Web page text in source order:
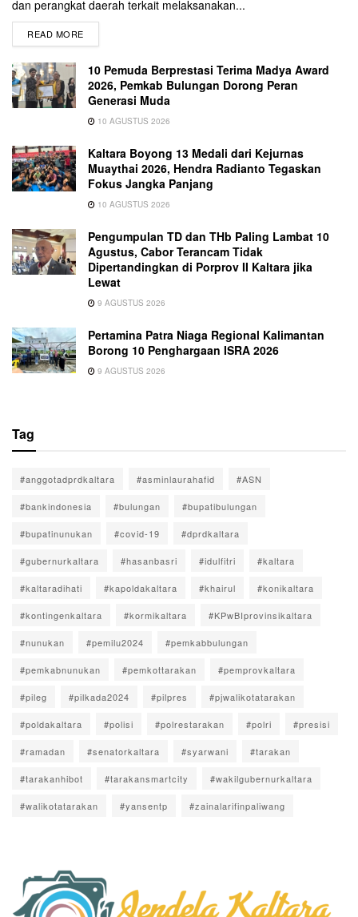
dan perangkat daerah terkait melaksanakan...
READ MORE
10 Pemuda Berprestasi Terima Madya Award
2026, Pemkab Bulungan Dorong Peran
Generasi Muda
10 AGUSTUS 2026
Kaltara Boyong 13 Medali dari Kejurnas
Muaythai 2026, Hendra Radianto Tegaskan
Fokus Jangka Panjang
10 AGUSTUS 2026
Pengumpulan TD dan THb Paling Lambat 10
Agustus, Cabor Terancam Tidak
Dipertandingkan di Porprov II Kaltara jika
Lewat
9 AGUSTUS 2026
Pertamina Patra Niaga Regional Kalimantan
Borong 10 Penghargaan ISRA 2026
9 AGUSTUS 2026
Tag
#anggotadprdkaltara #asminlaurahafid #ASN
#bankindonesia #bulungan #bupatibulungan
#bupatinunukan #covid-19 #dprdkaltara
#gubernurkaltara #hasanbasri #idulfitri #kaltara
#kaltaradihati #kapoldakaltara #khairul #konikaltara
#kontingenkaltara #kormikaltara #KPwBIprovinsikaltara
#nunukan #pemilu2024 #pemkabbulungan
#pemkabnunukan #pemkottarakan #pemprovkaltara
#pileg #pilkada2024 #pilpres #pjwalikotatarakan
#poldakaltara #polisi #polrestarakan #polri #presisi
#ramadan #senatorkaltara #syarwani #tarakan
#tarakanhibot #tarakansmartcity #wakilgubernurkaltara
#walikotatarakan #yansentp #zainalarifinpaliwang